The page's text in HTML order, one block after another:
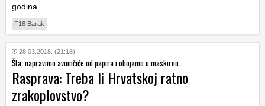
godina
F16 Barak
28.03.2018. (21:18)
Šta, napravimo aviončiće od papira i obojamo u maskirno...
Rasprava: Treba li Hrvatskoj ratno
zrakoplovstvo?